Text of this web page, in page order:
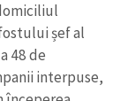
șef al
48 de
interpuse,